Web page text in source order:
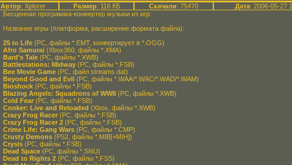
Автор: Xplorer Размер: 116 КБ Скачали: 75470 Дата: 2006-05-27
Бесценная программа-конвертер музыки из игр:
Название игры (платформа, расширение формата файла):
25 to Life(PC, файлы *.EMT, конвертирует в *.OGG)
Afro Samurai(Xbox360, файлы *.XMA)
Bard's Tale(PC, файлы *.XWB)
Battlestations: Midway(PC, файлы *.FSB)
Bee Movie Game(PC, файл streams.dat)
Beyond Good and Evil(PC, файлы *.WAA/*.WAC/*.WAD/*.WAM)
Bioshock(PC, файлы *.FSB)
Blazing Angels: Squadrons of WWII(PC, файлы *.XWB)
Cold Fear(PC, файлы *.FSB)
Conker: Live and Reloaded (Xbox, файлы *.XWB)
Crazy Frog Racer(PC, файлы *.FSB)
Crazy Frog Racer 2(PC, файлы *.FSB)
Crime Life: Gang Wars(PC, файлы *.CMP)
Crusty Demons(PS2, файлы *.MIB[+MIH])
Crysis(PC, файлы *.FSB)
Dead Space(PC, файлы *.SNU)
Dead to Rights 2(PC, файлы *.FSS)